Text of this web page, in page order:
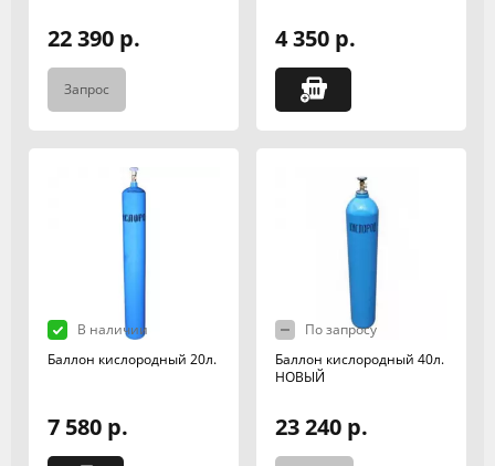
22 390 р.
Запрос
4 350 р.
В наличии
Баллон кислородный 20л.
7 580 р.
По запросу
Баллон кислородный 40л.
НОВЫЙ
23 240 р.